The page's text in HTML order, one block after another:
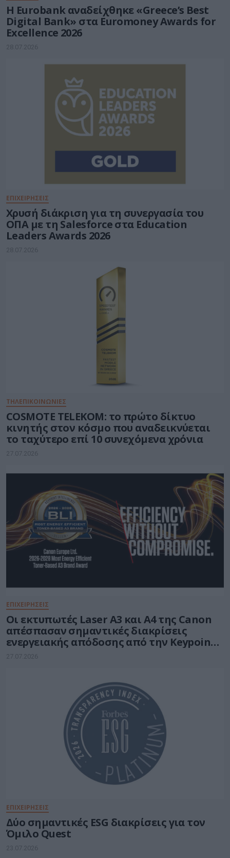
Η Eurobank αναδείχθηκε «Greece’s Best
Digital Bank» στα Euromoney Awards for
Excellence 2026
28.07.2026
ΕΠΙΧΕΙΡΗΣΕΙΣ
Χρυσή διάκριση για τη συνεργασία του
ΟΠΑ με τη Salesforce στα Education
Leaders Awards 2026
28.07.2026
ΤΗΛΕΠΙΚΟΙΝΩΝΙΕΣ
COSMOTE TELEKOM: το πρώτο δίκτυο
κινητής στον κόσμο που αναδεικνύεται
το ταχύτερο επί 10 συνεχόμενα χρόνια
27.07.2026
ΕΠΙΧΕΙΡΗΣΕΙΣ
Οι εκτυπωτές Laser A3 και A4 της Canon
απέσπασαν σημαντικές διακρίσεις
ενεργειακής απόδοσης από την Keypoint
Intelligence
27.07.2026
ΕΠΙΧΕΙΡΗΣΕΙΣ
Δύο σημαντικές ESG διακρίσεις για τον
Όμιλο Quest
23.07.2026